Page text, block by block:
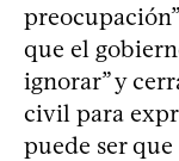
que el
ignorar” y
civil para
puede ser